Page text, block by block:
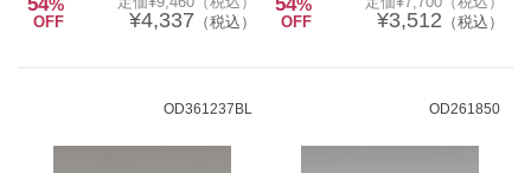
%
OFF ¥4,337 （税込）
%
OFF ¥3,512 （税込）
OD361237BL OD261850